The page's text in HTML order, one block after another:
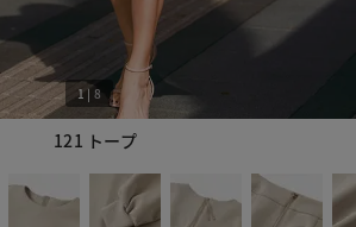
121 トープ
1| 8